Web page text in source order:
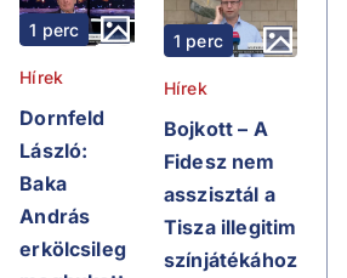
1 perc
Hírek
Dornfeld
László:
Baka
András
erkölcsileg
1 perc
Hírek
Bojkott – A
Fidesz nem
asszisztál a
Tisza illegitim
színjátékához